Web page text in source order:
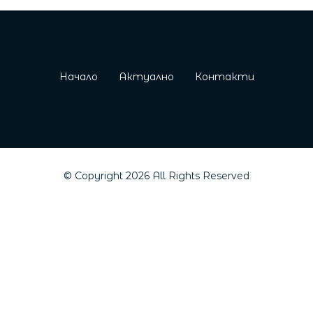
Начало Актуално Контакти
© Copyright 2026 All Rights Reserved